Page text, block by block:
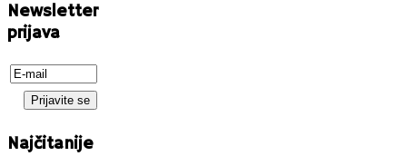
Newsletter
prijava
Najčitanije